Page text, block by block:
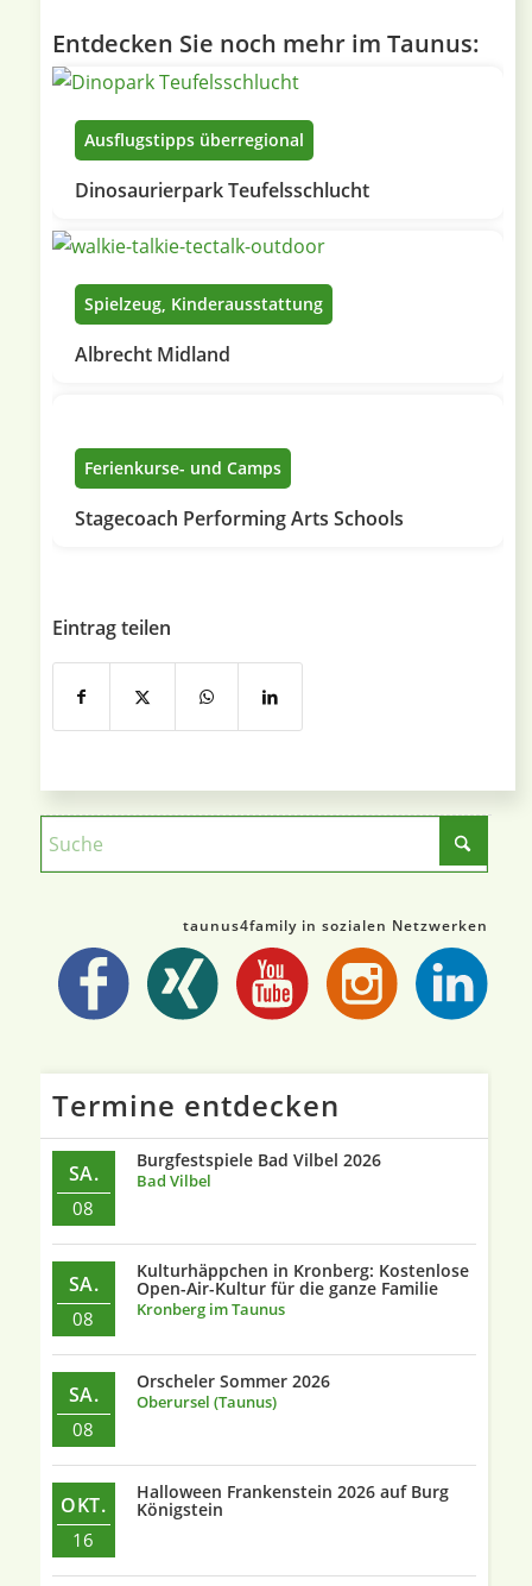
Entdecken Sie noch mehr im Taunus:
Ausflugstipps überregional
Dinosaurierpark Teufelsschlucht
Spielzeug, Kinderausstattung
Albrecht Midland
Ferienkurse- und Camps
Stagecoach Performing Arts Schools
Eintrag teilen
taunus4family in sozialen Netzwerken
Termine entdecken
SA.
08
Burgfestspiele Bad Vilbel 2026
Bad Vilbel
SA.
08
Kulturhäppchen in Kronberg: Kostenlose
Open-Air-Kultur für die ganze Familie
Kronberg im Taunus
SA.
08
Orscheler Sommer 2026
Oberursel (Taunus)
OKT.
16
Halloween Frankenstein 2026 auf Burg
Königstein